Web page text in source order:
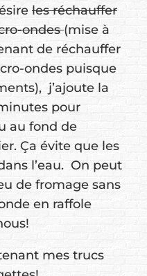
les réchauffer
ondes(mise à
de réchauffer
ondes puisque
j’ajoute la
pour
au fond de
Ça évite que les
l’eau. On peut
de fromage sans
en raffole
mes trucs